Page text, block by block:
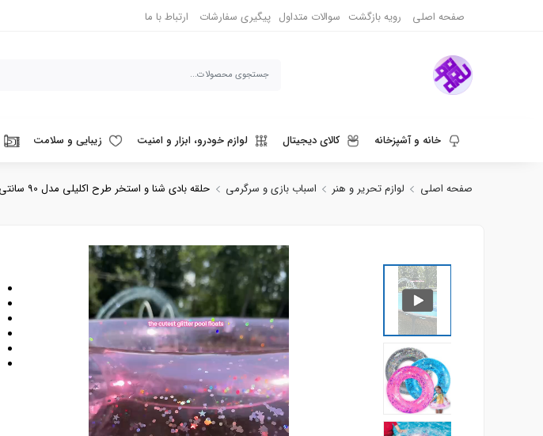
صفحه اصلی رویه بازگشت سوالات متداول پیگیری سفارشات ارتباط با ما
خانه و آشپزخانه کالای دیجیتال لوازم خودرو، ابزار و امنیت زیبایی و سلامت
ورزش، سفر و حیوانات دنیای قهوه و نوشیدنی صفحه اصلی لوازم تحریر و هنر اسباب بازی و سرگرمی حلقه بادی شنا و استخر طرح اکلیلی مدل 90 سانتی متری